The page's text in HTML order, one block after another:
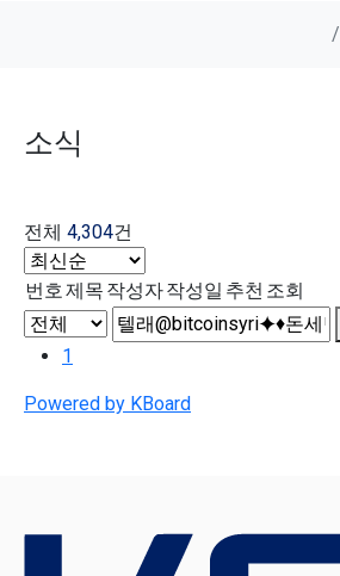
소식
전체 4,304건
번호제목 작성자작성일 추천 조회
1
Powered by KBoard